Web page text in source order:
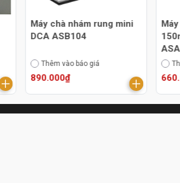
Máy chà nhám rung mini
DCA ASB104
Thêm vào báo giá
890.000₫